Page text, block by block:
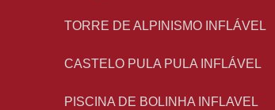
TORRE DE ALPINISMO INFLÁVEL
CASTELO PULA PULA INFLÁVEL
PISCINA DE BOLINHA INFLAVEL